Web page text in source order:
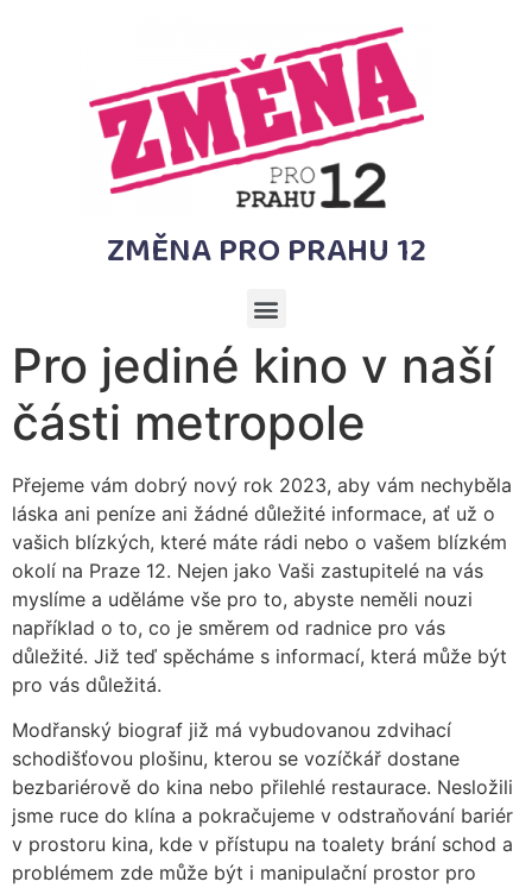
ZMĚNA PRO PRAHU 12
Pro jediné kino v naší
části metropole
Přejeme vám dobrý nový rok 2023, aby vám nechyběla
láska ani peníze ani žádné důležité informace, ať už o
vašich blízkých, které máte rádi nebo o vašem blízkém
okolí na Praze 12. Nejen jako Vaši zastupitelé na vás
myslíme a uděláme vše pro to, abyste neměli nouzi
například o to, co je směrem od radnice pro vás
důležité. Již teď spěcháme s informací, která může být
pro vás důležitá.
Modřanský biograf již má vybudovanou zdvihací
schodišťovou plošinu, kterou se vozíčkář dostane
bezbariérově do kina nebo přilehlé restaurace. Nesložili
jsme ruce do klína a pokračujeme v odstraňování bariér
v prostoru kina, kde v přístupu na toalety brání schod a
problémem zde může být i manipulační prostor pro